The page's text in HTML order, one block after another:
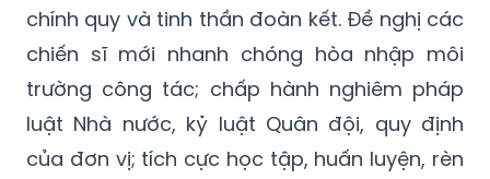
chính quy và tinh thần đoàn kết. Đề nghị các
chiến sĩ mới nhanh chóng hòa nhập môi
trường công tác; chấp hành nghiêm pháp
luật Nhà nước, kỷ luật Quân đội, quy định
của đơn vị; tích cực học tập, huấn luyện, rèn